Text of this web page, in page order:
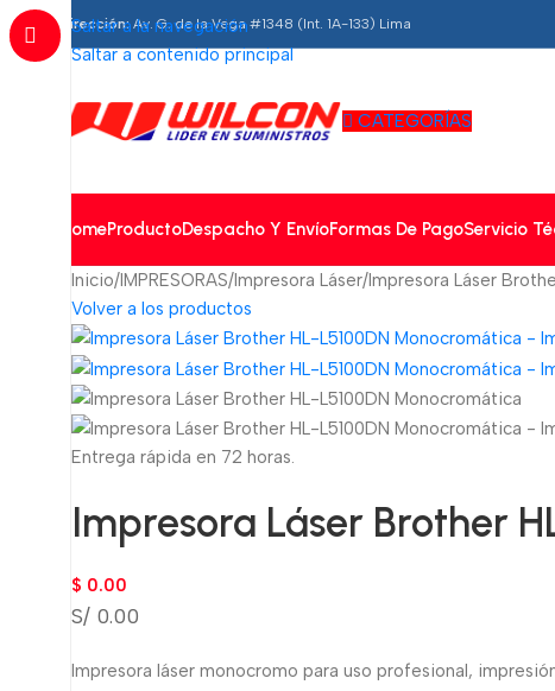
Saltar a la navegación
Saltar a contenido principal
Dirección:Av. G. de la Vega #1348 (Int. 1A-133) Lima
CATEGORÍAS
HomeProductoDespacho Y EnvíoFormas De PagoServicio
Inicio IMPRESORAS Impresora Láser Impresora Láser
Volver a los productos
Entrega rápida en 72 horas.
Impresora Láser Brother
$ 0.00
S/ 0.00
Impresora láser monocromo para uso profesional,